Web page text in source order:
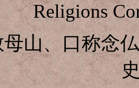
Religions
山、口称念